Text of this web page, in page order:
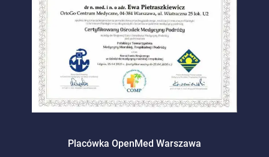
Placówka OpenMed Warszawa